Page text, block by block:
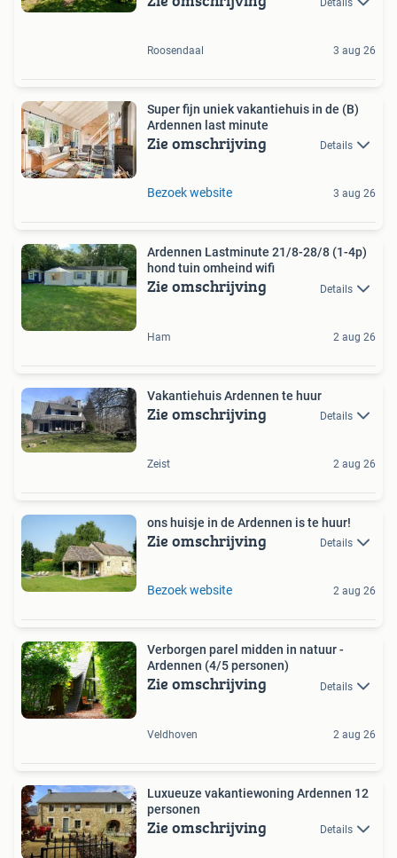
Roosendaal 3 aug 26
Super fijn uniek vakantiehuis in de (B)
Ardennen last minute
Zie omschrijving Details
Bezoek website 3 aug 26
Ardennen Lastminute 21/8-28/8 (1-4p)
hond tuin omheind wifi
Zie omschrijving Details
Ham 2 aug 26
Vakantiehuis Ardennen te huur
Zie omschrijving Details
Zeist 2 aug 26
ons huisje in de Ardennen is te huur!
Zie omschrijving Details
Bezoek website 2 aug 26
Verborgen parel midden in natuur -
Ardennen (4/5 personen)
Zie omschrijving Details
Veldhoven 2 aug 26
Luxueuze vakantiewoning Ardennen 12
personen
Zie omschrijving Details